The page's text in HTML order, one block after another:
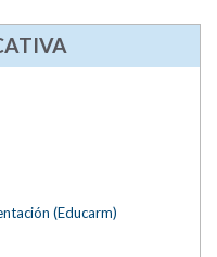
(Educarm)